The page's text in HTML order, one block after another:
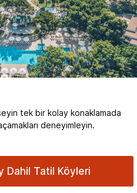
tek bir kolay konaklamada
deneyimleyin.
Dahil Tatil Köyleri